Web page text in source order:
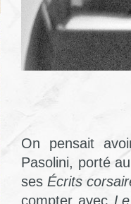
On pensait
Pasolini, porté
ses Écrits
compter avec